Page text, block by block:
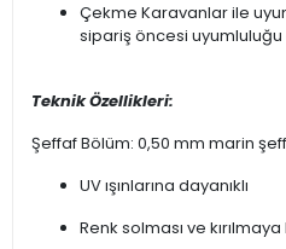
Çekme Karavanlar ile
sipariş öncesi
Teknik Özellikleri:
Şeffaf Bölüm: 0,50 mm marin
UV ışınlarına dayanıklı
Renk solması ve